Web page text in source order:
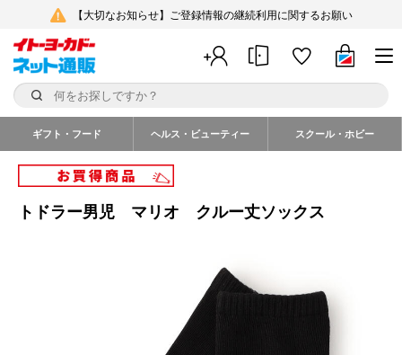
【大切なお知らせ】ご登録情報の継続利用に関するお願い
ギフト・フード ヘルス・ビューティー スクール・ホビー
トドラー男児 マリオ クルー丈ソックス